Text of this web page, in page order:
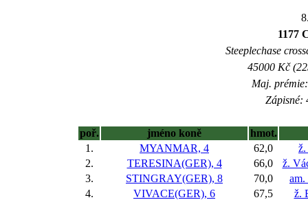
1177
Steeplechase
45000 Kč
Maj.
Zápisné:
poř. jméno koně
hmot.
1.
MYANMAR, 4 62,0
2.
TERESINA(GER), 4 66,0
ž.
3.
STINGRAY(GER), 8 70,0
am.
4.
VIVACE(GER), 6 67,5
ž.